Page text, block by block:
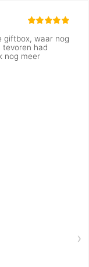
giftbox, waar nog
tevoren had
nog meer
›